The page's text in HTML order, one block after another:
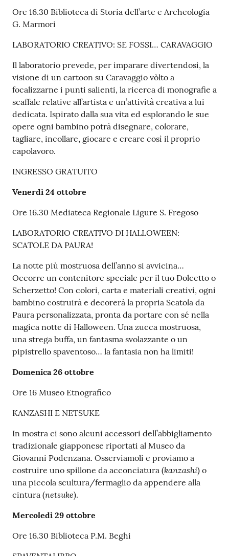
Ore 16.30 Biblioteca di Storia dell’arte e Archeologia
G. Marmori
LABORATORIO CREATIVO: SE FOSSI… CARAVAGGIO
Il laboratorio prevede, per imparare divertendosi, la
visione di un cartoon su Caravaggio vòlto a
focalizzarne i punti salienti, la ricerca di monografie a
scaffale relative all’artista e un’attività creativa a lui
dedicata. Ispirato dalla sua vita ed esplorando le sue
opere ogni bambino potrà disegnare, colorare,
tagliare, incollare, giocare e creare così il proprio
capolavoro.
INGRESSO GRATUITO
Venerdì 24 ottobre
Ore 16.30 Mediateca Regionale Ligure S. Fregoso
LABORATORIO CREATIVO DI HALLOWEEN:
SCATOLE DA PAURA!
La notte più mostruosa dell’anno si avvicina…
Occorre un contenitore speciale per il tuo Dolcetto o
Scherzetto! Con colori, carta e materiali creativi, ogni
bambino costruirà e decorerà la propria Scatola da
Paura personalizzata, pronta da portare con sé nella
magica notte di Halloween. Una zucca mostruosa,
una strega buffa, un fantasma svolazzante o un
pipistrello spaventoso… la fantasia non ha limiti!
Domenica 26 ottobre
Ore 16 Museo Etnografico
KANZASHI E NETSUKE
In mostra ci sono alcuni accessori dell’abbigliamento
tradizionale giapponese riportati al Museo da
Giovanni Podenzana. Osserviamoli e proviamo a
costruire uno spillone da acconciatura (kanzashi) o
una piccola scultura/fermaglio da appendere alla
cintura (netsuke).
Mercoledì 29 ottobre
Ore 16.30 Biblioteca P.M. Beghi